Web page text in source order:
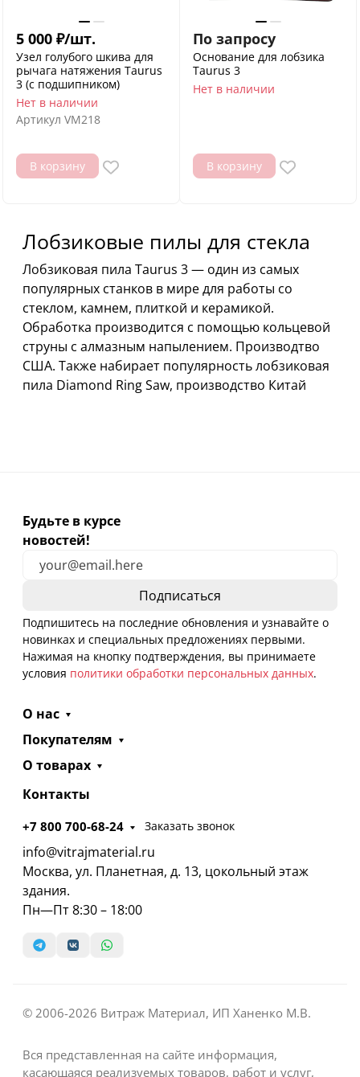
5 000 ₽/шт.
Узел голубого шкива для
рычага натяжения Taurus
3 (с подшипником)
Нет в наличии
Артикул VM218
В корзину
По запросу
Основание для лобзика
Taurus 3
Нет в наличии
В корзину
Лобзиковые пилы для стекла
Лобзиковая пила Taurus 3 — один из самых
популярных станков в мире для работы со
стеклом, камнем, плиткой и керамикой.
Обработка производится с помощью кольцевой
струны с алмазным напылением. Производтво
США. Также набирает популярность лобзиковая
пила Diamond Ring Saw, производство Китай
Будьте в курсе
новостей!
Подпишитесь на последние обновления и узнавайте о
новинках и специальных предложениях первыми.
Нажимая на кнопку подтверждения, вы принимаете
условия политики обработки персональных данных.
О нас
Покупателям
О товарах
Контакты
+7 800 700-68-24 Заказать звонок
info@vitrajmaterial.ru
Москва, ул. Планетная, д. 13, цокольный этаж
здания.
Пн—Пт 8:30 – 18:00
© 2006-2026 Витраж Материал, ИП Ханенко М.В.
Вся представленная на сайте информация,
касающаяся реализуемых товаров, работ и услуг,